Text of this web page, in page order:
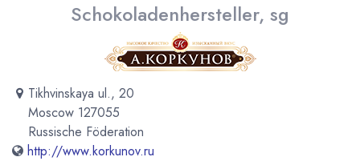
Schokoladenhersteller, sg
Tikhvinskaya ul., 20
Moscow 127055
Russische Föderation
http://www.korkunov.ru